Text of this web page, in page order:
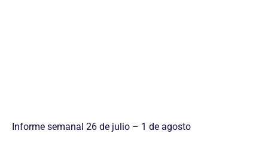
Informe semanal 26 de julio – 1 de agosto